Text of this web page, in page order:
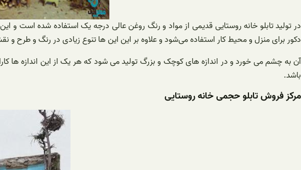
در تولید تابلو خانه روستایی قدیمی از مواد و رنگ روغن عالی درجه یک استفاده شده است
دکور برای منزل و محیط کار استفاده می‌شود و علاوه بر این این ها تنوع زیادی در رنگ و طرح و
آن به چشم می خورد و در اندازه های کوچک و بزرگ تولید می شود که هر یک از این اندازه ها
باشد.
مرکز فروش تابلو حجمی خانه روستایی